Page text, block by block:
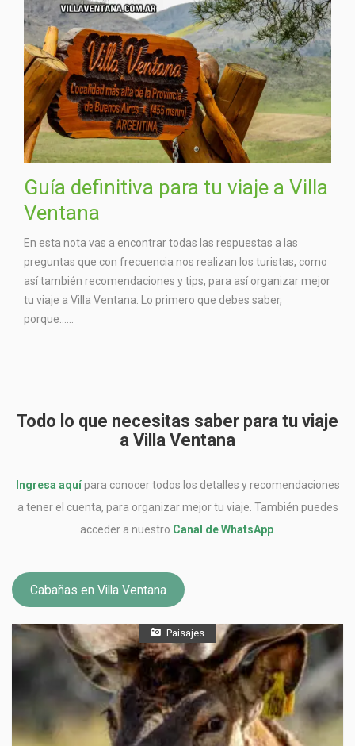
Guía definitiva para tu viaje a Villa
Ventana
En esta nota vas a encontrar todas las respuestas a las
preguntas que con frecuencia nos realizan los turistas, como
así también recomendaciones y tips, para así organizar mejor
tu viaje a Villa Ventana. Lo primero que debes saber,
porque…...
Todo lo que necesitas saber para tu viaje
a Villa Ventana
Ingresa aquípara conocer todos los detalles y recomendaciones
a tener el cuenta, para organizar mejor tu viaje. También puedes
acceder a nuestro Canal de WhatsApp.
Cabañas en Villa Ventana
Paisajes